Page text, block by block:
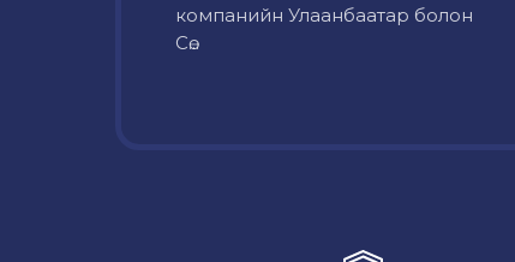
компанийн Улаанбаатар болон
Сө...